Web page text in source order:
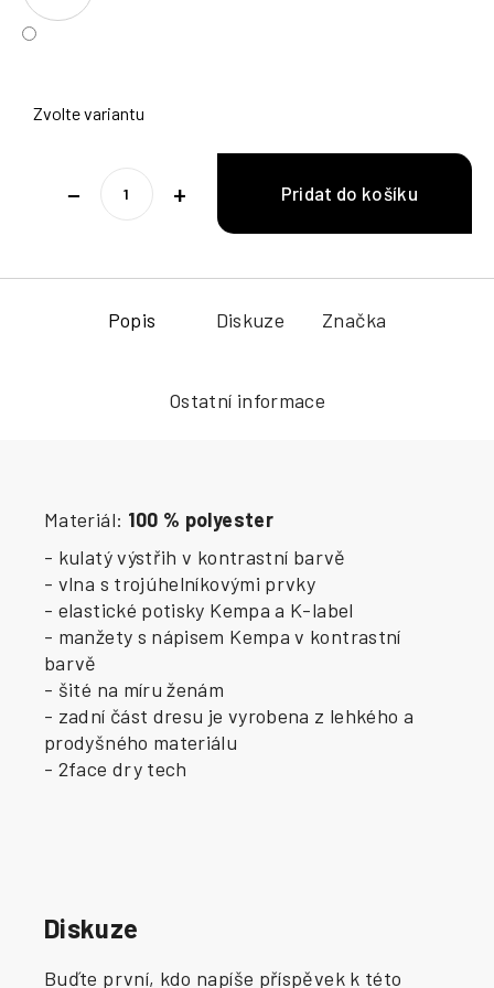
Zvolte variantu
+
−
Popis Diskuze Značka
Ostatní informace
Materiál: 100 % polyester
- kulatý výstřih v kontrastní barvě
- vlna s trojúhelníkovými prvky
- elastické potisky Kempa a K-label
- manžety s nápisem Kempa v kontrastní
barvě
- šité na míru ženám
- zadní část dresu je vyrobena z lehkého a
prodyšného materiálu
- 2face dry tech
Diskuze
Buďte první, kdo napíše příspěvek k této